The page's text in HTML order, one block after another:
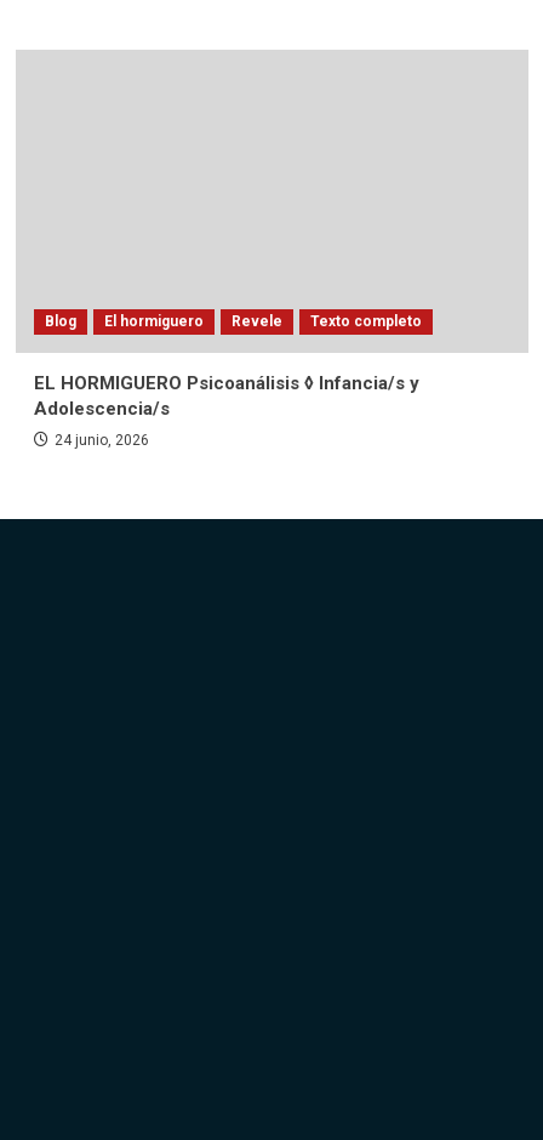
Blog El hormiguero Revele Texto completo
EL HORMIGUERO Psicoanálisis ◊ Infancia/s y
Adolescencia/s
24 junio, 2026